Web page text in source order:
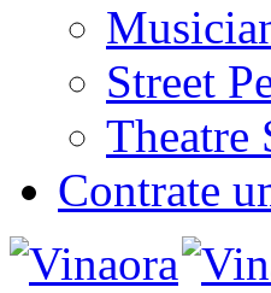
Street
Theatre
Contrate